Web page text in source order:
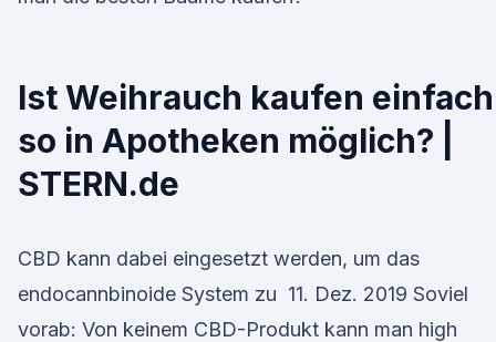
Ist Weihrauch kaufen einfach
so in Apotheken möglich? |
STERN.de
CBD kann dabei eingesetzt werden, um das
endocannbinoide System zu 11. Dez. 2019 Soviel
vorab: Von keinem CBD-Produkt kann man high